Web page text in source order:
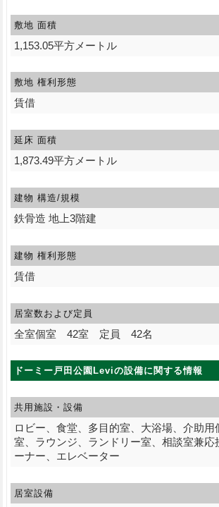
敷地 面積
1,153.05平方メートル
敷地 権利形態
賃借
延床 面積
1,873.49平方メートル
建物 構造/規模
鉄骨造 地上3階建
建物 権利形態
賃借
居室数および定員
全室個室 42室 定員 42名
ドーミー戸田公園Leviの設備に関する情報
共用施設・設備
ロビー、食堂、多目的室、大浴場、介助用
室、ラウンジ、ランドリー室、相談室兼応
ーナー、エレベーター
居室設備